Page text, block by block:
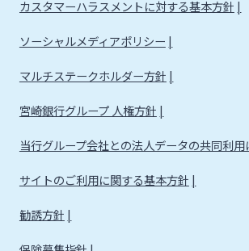
宮崎銀行について
ニュースリリース一覧
お問い合わせ先一覧
カスタマーハラスメントに対する基本方針
ソーシャルメディアポリシー
マルチステークホルダー方針
宮崎銀行グループ 人権方針
当行グループ会社との法人データの共同利用
サイトのご利用に関する基本方針
勧誘方針